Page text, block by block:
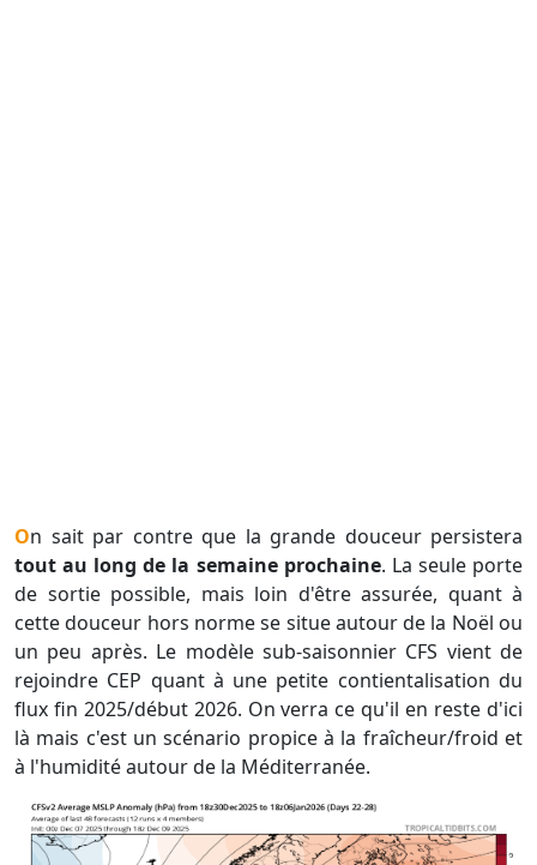
On sait par contre que la grande douceur persistera
tout au long de la semaine prochaine. La seule porte
de sortie possible, mais loin d'être assurée, quant à
cette douceur hors norme se situe autour de la Noël ou
un peu après. Le modèle sub-saisonnier CFS vient de
rejoindre CEP quant à une petite contientalisation du
flux fin 2025/début 2026. On verra ce qu'il en reste d'ici
là mais c'est un scénario propice à la fraîcheur/froid et
à l'humidité autour de la Méditerranée.